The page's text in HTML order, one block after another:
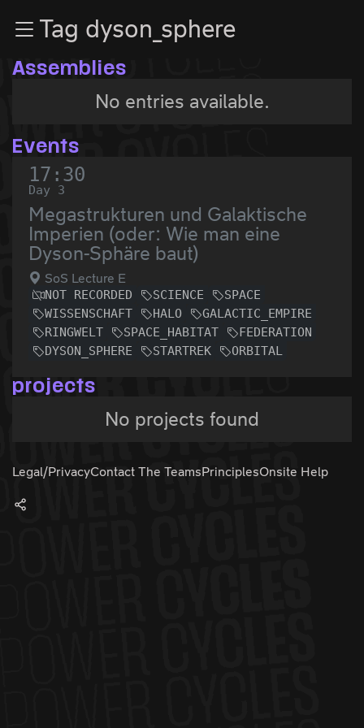
Zum InhaltTag dyson_sphere
Assemblies
No entries available.
Events
17:30
Day 3
Megastrukturen und Galaktische
Imperien (oder: Wie man eine
Dyson-Sphäre baut)
SoS Lecture E
NOT RECORDED SCIENCE
SPACE
WISSENSCHAFT
HALO
GALACTIC_EMPIRE
RINGWELT
SPACE_HABITAT
FEDERATION
DYSON_SPHERE
STARTREK ORBITAL
projects
No projects found
Legal/PrivacyContact The TeamsPrinciplesOnsite Help